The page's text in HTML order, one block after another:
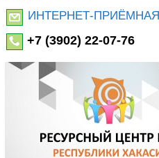
ИНТЕРНЕТ-ПРИЁМНАЯ
+7 (3902) 22-07-76